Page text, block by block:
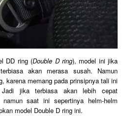
DD ring (Double D ring), model ini jika
akan merasa susah. Namun
karena memang pada prinsipnya tali ini
Jadi jika terbiasa akan lebih cepat
saat ini sepertinya helm-helm
model Double D ring ini.